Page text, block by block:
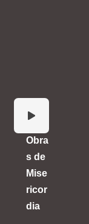
Obra
s de
Mise
ricor
dia